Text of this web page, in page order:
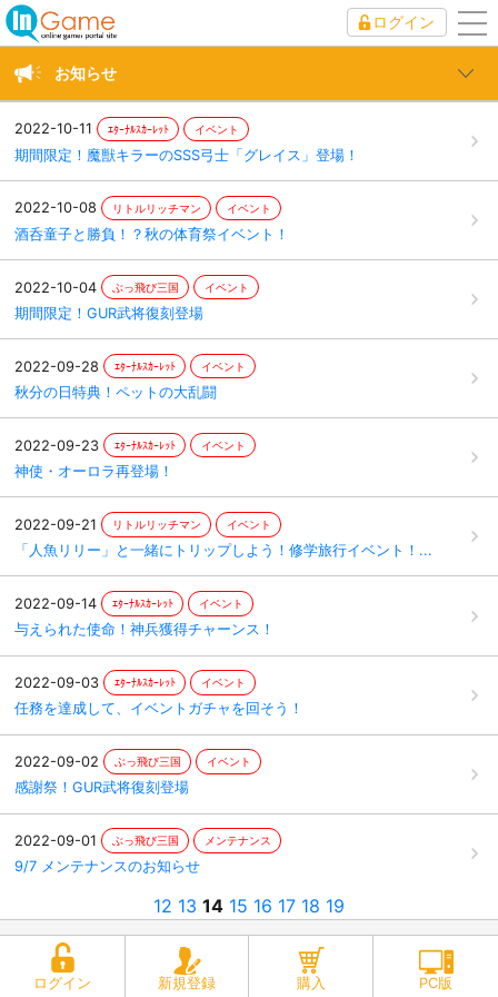
ログイン
お知らせ
2022-10-11 ｴﾀｰﾅﾙｽｶｰﾚｯﾄ イベント
期間限定！魔獣キラーのSSS弓士「グレイス」登場！
2022-10-08 リトルリッチマン イベント
酒呑童子と勝負！？秋の体育祭イベント！
2022-10-04 ぶっ飛び三国 イベント
期間限定！GUR武将復刻登場
2022-09-28 ｴﾀｰﾅﾙｽｶｰﾚｯﾄ イベント
秋分の日特典！ペットの大乱闘
2022-09-23 ｴﾀｰﾅﾙｽｶｰﾚｯﾄ イベント
神使・オーロラ再登場！
2022-09-21 リトルリッチマン イベント
「人魚リリー」と一緒にトリップしよう！修学旅行イベント！...
2022-09-14 ｴﾀｰﾅﾙｽｶｰﾚｯﾄ イベント
与えられた使命！神兵獲得チャーンス！
2022-09-03 ｴﾀｰﾅﾙｽｶｰﾚｯﾄ イベント
任務を達成して、イベントガチャを回そう！
2022-09-02 ぶっ飛び三国 イベント
感謝祭！GUR武将復刻登場
2022-09-01 ぶっ飛び三国 メンテナンス
9/7 メンテナンスのお知らせ
12 13 14 15 16 17 18 19
ログイン 新規登録 購入 PC版